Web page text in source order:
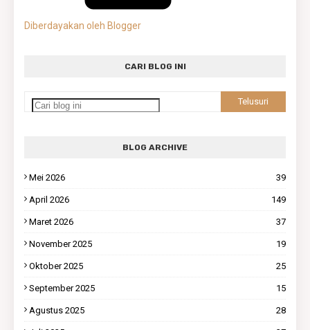
Diberdayakan oleh Blogger
CARI BLOG INI
BLOG ARCHIVE
Mei 2026 39
April 2026 149
Maret 2026 37
November 2025 19
Oktober 2025 25
September 2025 15
Agustus 2025 28